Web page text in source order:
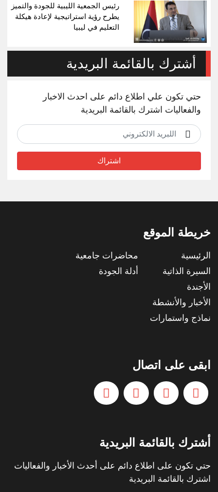
رئيس الجمعية الليبية للجودة والتميز
يطرح رؤية استراتيجية لإعادة هيكلة
التعليم في ليبيا
أشترك بالقائمة البريدية
حتي تكون علي اطلاع دائم على احدث الاخبار
والفعاليات اشترك بالقائمة البريدية
اشتراك
خريطة الموقع
الرئيسية
السيرة الذاتية
الأجندة
الأخبار والأنشطة
نماذج واستمارات
محاضرات جامعية
أدلة الجودة
ابقى على اتصال
أشترك بالقائمة البريدية
حتي تكون على اطلاع دائم على أحدث الأخبار والفعاليات
اشترك بالقائمة البريدية